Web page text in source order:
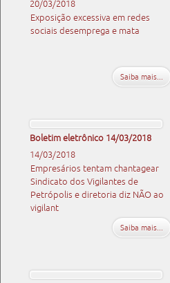
20/03/2018
Exposição excessiva em redes
sociais desemprega e mata
Saiba mais...
Boletim eletrônico 14/03/2018
14/03/2018
Empresários tentam chantagear
Sindicato dos Vigilantes de
Petrópolis e diretoria diz NÃO ao
vigilant
Saiba mais...